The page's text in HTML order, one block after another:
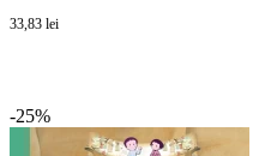
33,83 lei
-25%